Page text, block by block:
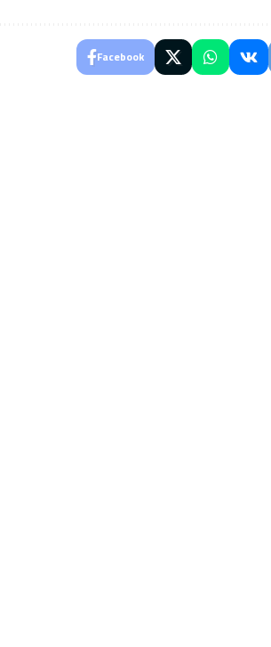
Facebook